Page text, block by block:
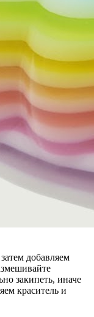
добавляем
закипеть, иначе
краситель и